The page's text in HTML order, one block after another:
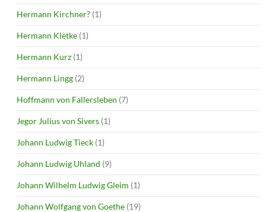
Hermann Kirchner? (1)
Hermann Kletke (1)
Hermann Kurz (1)
Hermann Lingg (2)
Hoffmann von Fallersleben (7)
Jegor Julius von Sivers (1)
Johann Ludwig Tieck (1)
Johann Ludwig Uhland (9)
Johann Wilhelm Ludwig Gleim (1)
Johann Wolfgang von Goethe (19)